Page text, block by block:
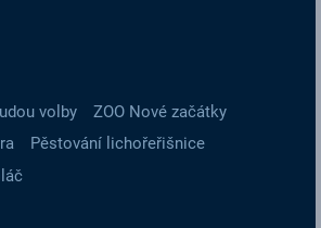
volby
ZOO Nové začátky
Pěstování lichořeřišnice